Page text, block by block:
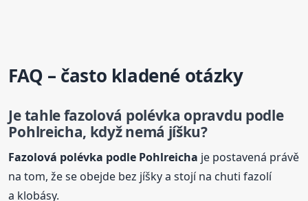
FAQ – často kladené otázky
Je tahle fazolová polévka opravdu podle
Pohlreicha, když nemá jíšku?
Fazolová polévka podle Pohlreicha je postavená právě
na tom, že se obejde bez jíšky a stojí na chuti fazolí
a klobásy.